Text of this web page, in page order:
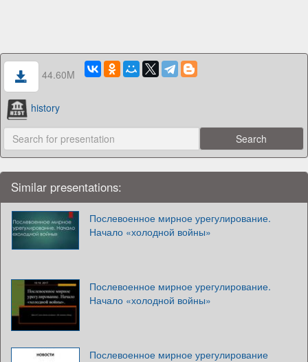
44.60M
history
Similar presentations:
Послевоенное мирное урегулирование.
Начало «холодной войны»
Послевоенное мирное урегулирование.
Начало «холодной войны»
Послевоенное мирное урегулирование